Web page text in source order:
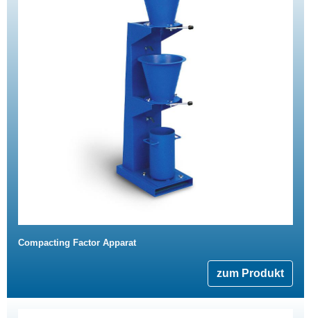
Compacting Factor Apparat
zum Produkt